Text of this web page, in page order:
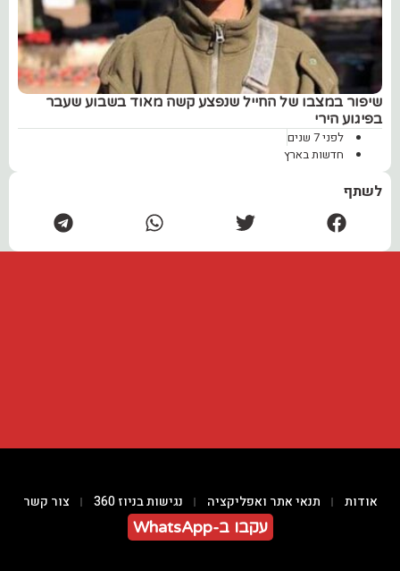
שיפור במצבו של החייל שנפצע קשה מאוד בשבוע שעבר
בפיגוע הירי
לפני 7 שנים
חדשות בארץ
לשתף
אודות תנאי אתר ואפליקציה נגישות בניוז 360 צור קשר
עקבו ב-WhatsApp